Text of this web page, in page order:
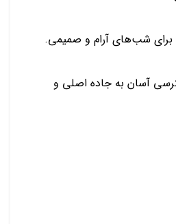
برای شب‌های آرام و صمیمی.
آسان به جاده اصلی و